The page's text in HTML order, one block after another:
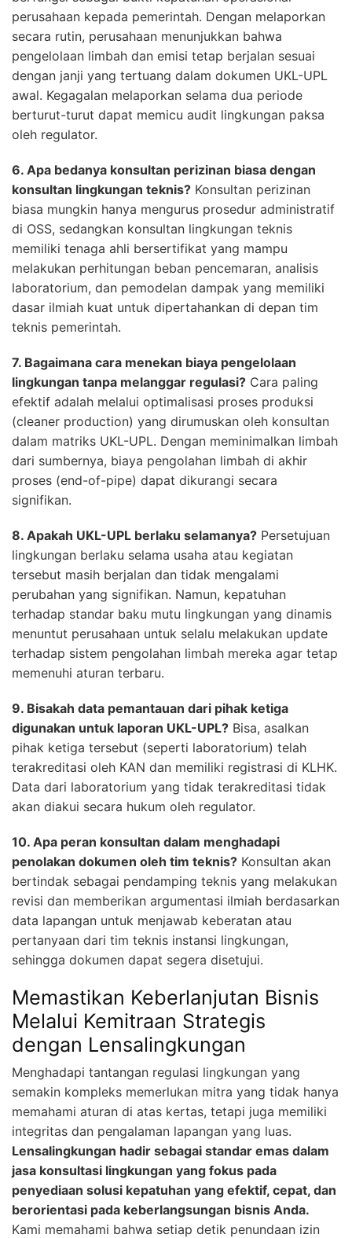
perusahaan kepada pemerintah. Dengan melaporkan
secara rutin, perusahaan menunjukkan bahwa
pengelolaan limbah dan emisi tetap berjalan sesuai
dengan janji yang tertuang dalam dokumen UKL-UPL
awal. Kegagalan melaporkan selama dua periode
berturut-turut dapat memicu audit lingkungan paksa
oleh regulator.
6. Apa bedanya konsultan perizinan biasa dengan
konsultan lingkungan teknis? Konsultan perizinan
biasa mungkin hanya mengurus prosedur administratif
di OSS, sedangkan konsultan lingkungan teknis
memiliki tenaga ahli bersertifikat yang mampu
melakukan perhitungan beban pencemaran, analisis
laboratorium, dan pemodelan dampak yang memiliki
dasar ilmiah kuat untuk dipertahankan di depan tim
teknis pemerintah.
7. Bagaimana cara menekan biaya pengelolaan
lingkungan tanpa melanggar regulasi? Cara paling
efektif adalah melalui optimalisasi proses produksi
(cleaner production) yang dirumuskan oleh konsultan
dalam matriks UKL-UPL. Dengan meminimalkan limbah
dari sumbernya, biaya pengolahan limbah di akhir
proses (end-of-pipe) dapat dikurangi secara
signifikan.
8. Apakah UKL-UPL berlaku selamanya? Persetujuan
lingkungan berlaku selama usaha atau kegiatan
tersebut masih berjalan dan tidak mengalami
perubahan yang signifikan. Namun, kepatuhan
terhadap standar baku mutu lingkungan yang dinamis
menuntut perusahaan untuk selalu melakukan update
terhadap sistem pengolahan limbah mereka agar tetap
memenuhi aturan terbaru.
9. Bisakah data pemantauan dari pihak ketiga
digunakan untuk laporan UKL-UPL? Bisa, asalkan
pihak ketiga tersebut (seperti laboratorium) telah
terakreditasi oleh KAN dan memiliki registrasi di KLHK.
Data dari laboratorium yang tidak terakreditasi tidak
akan diakui secara hukum oleh regulator.
10. Apa peran konsultan dalam menghadapi
penolakan dokumen oleh tim teknis? Konsultan akan
bertindak sebagai pendamping teknis yang melakukan
revisi dan memberikan argumentasi ilmiah berdasarkan
data lapangan untuk menjawab keberatan atau
pertanyaan dari tim teknis instansi lingkungan,
sehingga dokumen dapat segera disetujui.
Memastikan Keberlanjutan Bisnis
Melalui Kemitraan Strategis
dengan Lensalingkungan
Menghadapi tantangan regulasi lingkungan yang
semakin kompleks memerlukan mitra yang tidak hanya
memahami aturan di atas kertas, tetapi juga memiliki
integritas dan pengalaman lapangan yang luas.
Lensalingkungan hadir sebagai standar emas dalam
jasa konsultasi lingkungan yang fokus pada
penyediaan solusi kepatuhan yang efektif, cepat, dan
berorientasi pada keberlangsungan bisnis Anda.
Kami memahami bahwa setiap detik penundaan izin